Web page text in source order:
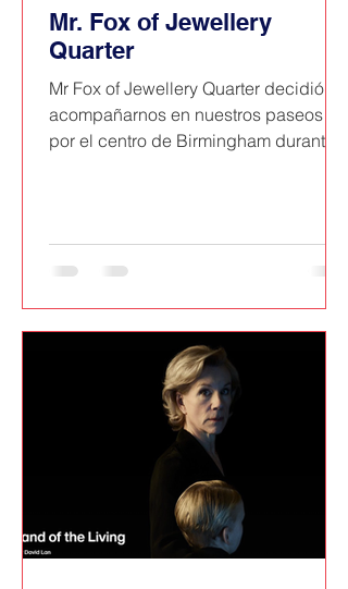
Mr. Fox of Jewellery
Quarter
Mr Fox of Jewellery Quarter decidió
acompañarnos en nuestros paseos
por el centro de Birmingham durante